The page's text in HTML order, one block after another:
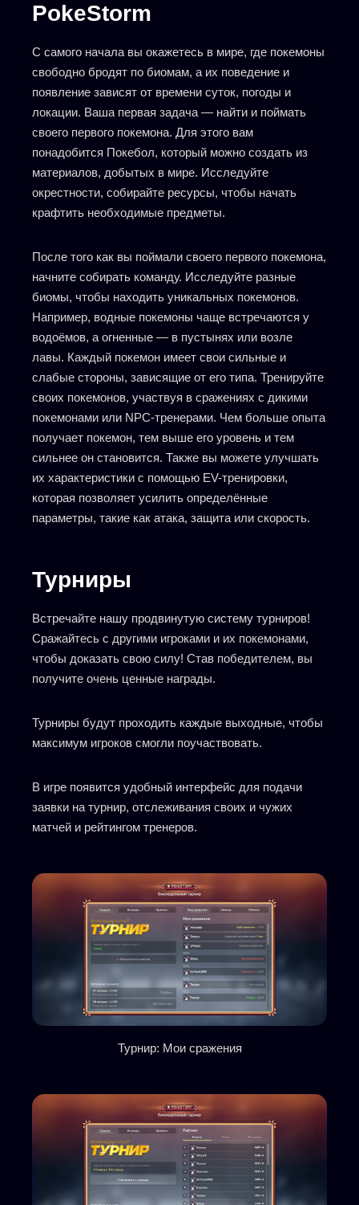
PokeStorm
С самого начала вы окажетесь в мире, где покемоны
свободно бродят по биомам, а их поведение и
появление зависят от времени суток, погоды и
локации. Ваша первая задача — найти и поймать
своего первого покемона. Для этого вам
понадобится Покебол, который можно создать из
материалов, добытых в мире. Исследуйте
окрестности, собирайте ресурсы, чтобы начать
крафтить необходимые предметы.
После того как вы поймали своего первого покемона,
начните собирать команду. Исследуйте разные
биомы, чтобы находить уникальных покемонов.
Например, водные покемоны чаще встречаются у
водоёмов, а огненные — в пустынях или возле
лавы. Каждый покемон имеет свои сильные и
слабые стороны, зависящие от его типа. Тренируйте
своих покемонов, участвуя в сражениях с дикими
покемонами или NPC-тренерами. Чем больше опыта
получает покемон, тем выше его уровень и тем
сильнее он становится. Также вы можете улучшать
их характеристики с помощью EV-тренировки,
которая позволяет усилить определённые
параметры, такие как атака, защита или скорость.
Турниры
Встречайте нашу продвинутую систему турниров!
Сражайтесь с другими игроками и их покемонами,
чтобы доказать свою силу! Став победителем, вы
получите очень ценные награды.
Турниры будут проходить каждые выходные, чтобы
максимум игроков смогли поучаствовать.
В игре появится удобный интерфейс для подачи
заявки на турнир, отслеживания своих и чужих
матчей и рейтингом тренеров.
Турнир: Мои сражения